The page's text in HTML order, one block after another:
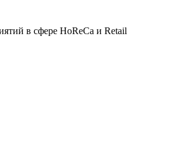
в сфере HoReCa и Retail